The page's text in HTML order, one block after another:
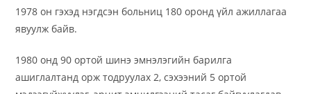
1978 он гэхэд нэгдсэн больниц 180 оронд үйл ажиллагаа
явуулж байв.
1980 онд 90 ортой шинэ эмнэлэгийн барилга
ашиглалтанд орж тодруулах 2, сэхээний 5 ортой